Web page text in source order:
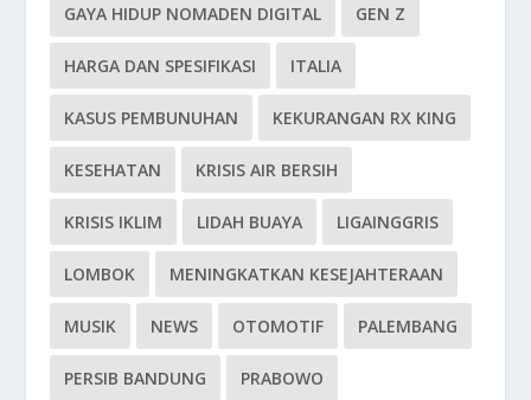
GAYA HIDUP NOMADEN DIGITAL GEN Z
HARGA DAN SPESIFIKASI ITALIA
KASUS PEMBUNUHAN KEKURANGAN RX KING
KESEHATAN KRISIS AIR BERSIH
KRISIS IKLIM LIDAH BUAYA LIGAINGGRIS
LOMBOK MENINGKATKAN KESEJAHTERAAN
MUSIK NEWS OTOMOTIF PALEMBANG
PERSIB BANDUNG PRABOWO